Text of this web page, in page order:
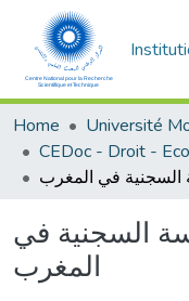
Home
السجنية في
المغرب